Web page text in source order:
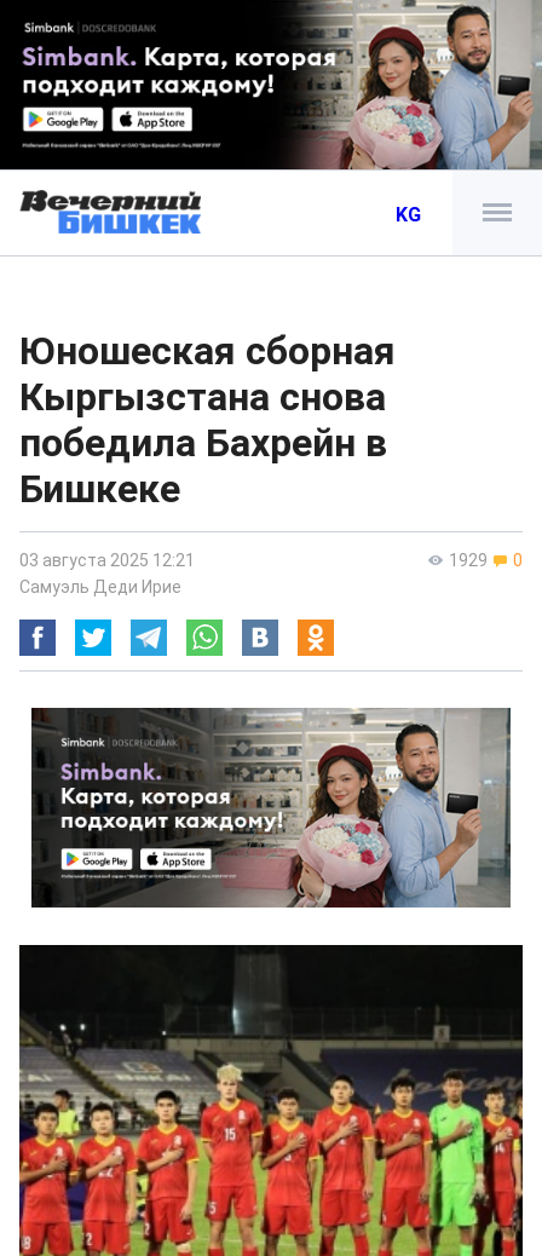
KG
Юношеская сборная
Кыргызстана снова
победила Бахрейн в
Бишкеке
1929 0
03 августа 2025 12:21
Самуэль Деди Ирие